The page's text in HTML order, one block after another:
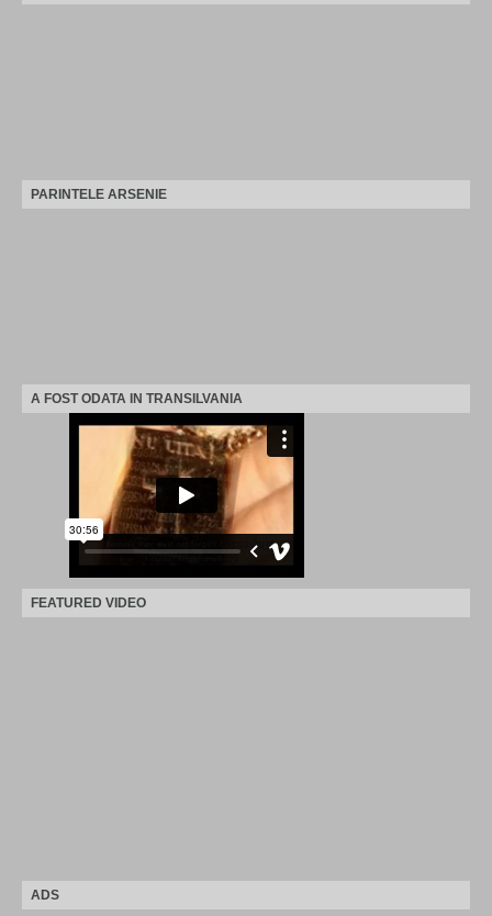
PARINTELE ARSENIE
A FOST ODATA IN TRANSILVANIA
FEATURED VIDEO
ADS